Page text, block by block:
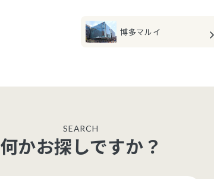
博多マルイ
SEARCH
何かお探しですか？